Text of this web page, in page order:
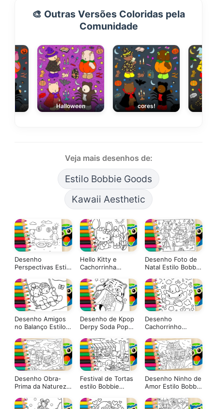
🎨 Outras Versões Coloridas pela
Comunidade
Halloween cores!
Veja mais desenhos de:
Estilo Bobbie Goods
Kawaii Aesthetic
Desenho
Perspectivas Estilo
GRÁTIS ▷ Pinte no
Celular
Hello Kitty e
Cachorrinha
Jardim
Desenho Foto de
Natal Estilo Bobbie
Desenho Amigos
no Balanço Estilo
para Colorir
Desenho de Kpop
Derpy Soda Pop
Online ou Imprima
Grátis
Desenho
Cachorrinho
Bobbie Goods
para Colorir
Desenho Obra-
Prima da Natureza
Goods para Colorir
Festival de Tortas
estilo Bobbie
Desenho Ninho de
Amor Estilo Bobbie